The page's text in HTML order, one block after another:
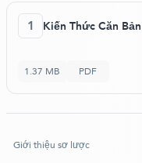
1 Kiến Thức Căn
1.37 MB PDF
Giới thiệu sơ lược